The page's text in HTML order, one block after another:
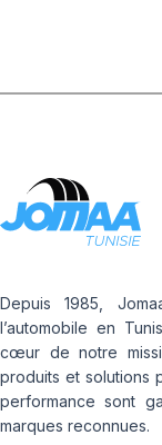
Depuis 1985,
l’automobile en
cœur de notre
produits et solutions
performance sont
marques reconnues.